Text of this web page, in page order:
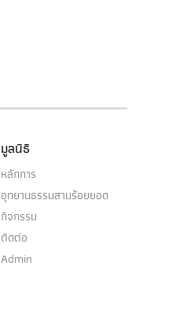
มูลนิธิ
หลักการ
อุทยานธรรมสามร้อยยอด
กิจกรรม
ติดต่อ
Admin